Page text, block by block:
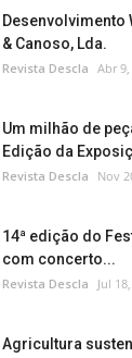
Desenvolvimento
& Canoso, Lda.
Revista Descla Abr
Um milhão de
Edição da
Revista Descla Nov
14ª edição do
com concerto...
Revista Descla Jul
Agricultura